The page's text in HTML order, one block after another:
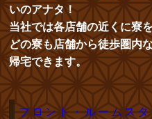
いのアナタ！
当社では各店舗の近くに寮
どの寮も店舗から徒歩圏内
帰宅できます。
フロント・ルームス